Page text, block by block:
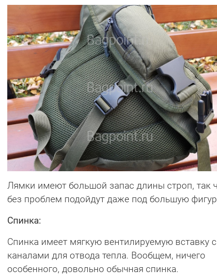
Лямки имеют большой запас длины строп, так
без проблем подойдут даже под большую
Спинка:
Спинка имеет мягкую вентилируемую вставку с
каналами для отвода тепла. Вообщем, ничего
особенного, довольно обычная спинка.